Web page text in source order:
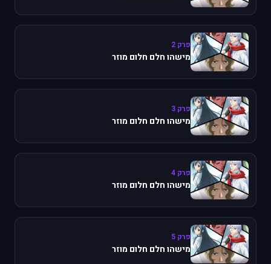
פרק 2
מישהו חלם חלום מוזר
פרק 3
מישהו חלם חלום מוזר
פרק 4
מישהו חלם חלום מוזר
פרק 5
מישהו חלם חלום מוזר